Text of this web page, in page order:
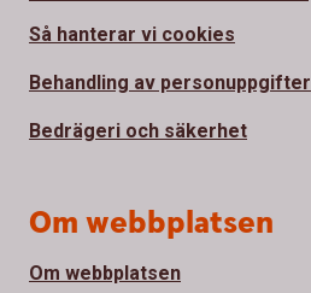
Så hanterar vi cookies
Behandling av personuppgifter
Bedrägeri och säkerhet
Om webbplatsen
Om webbplatsen